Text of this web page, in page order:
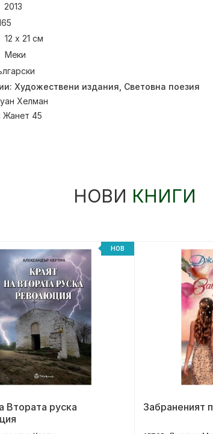
2013
12 х 21 см
Меки
Художествени издания Световна поезия
Хелман
Жанет 45
НОВИ КНИГИ
НОВ
Втората руска
Забраненият